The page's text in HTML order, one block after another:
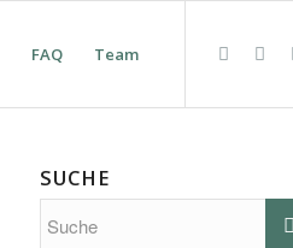
FAQ Team
SUCHE